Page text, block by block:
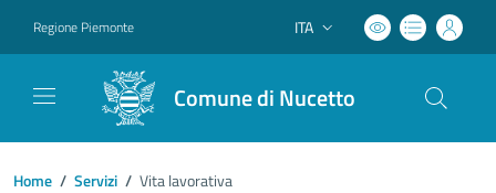
Regione Piemonte Lingua attiva:
ITA
Comune di Nucetto
Home / Servizi / Vita lavorativa